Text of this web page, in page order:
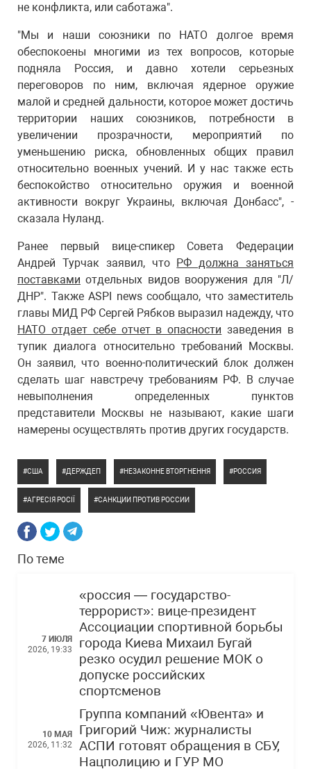
не конфликта, или саботажа".
"Мы и наши союзники по НАТО долгое время
обеспокоены многими из тех вопросов, которые
подняла Россия, и давно хотели серьезных
переговоров по ним, включая ядерное оружие
малой и средней дальности, которое может достичь
территории наших союзников, потребности в
увеличении прозрачности, мероприятий по
уменьшению риска, обновленных общих правил
относительно военных учений. И у нас также есть
беспокойство относительно оружия и военной
активности вокруг Украины, включая Донбасс", -
сказала Нуланд.
Ранее первый вице-спикер Совета Федерации
Андрей Турчак заявил, что РФ должна заняться
поставками отдельных видов вооружения для "Л/
ДНР". Также ASPI news сообщало, что заместитель
главы МИД РФ Сергей Рябков выразил надежду, что
НАТО отдает себе отчет в опасности заведения в
тупик диалога относительно требований Москвы.
Он заявил, что военно-политический блок должен
сделать шаг навстречу требованиям РФ. В случае
невыполнения определенных пунктов
представители Москвы не называют, какие шаги
намерены осуществлять против других государств.
США ДЕРЖДЕП НЕЗАКОННЕ ВТОРГНЕННЯ РОССИЯ
АГРЕСІЯ РОСІЇ САНКЦИИ ПРОТИВ РОССИИ
По теме
7 ИЮЛЯ
2026, 19:33
«россия — государство-
террорист»: вице-президент
Ассоциации спортивной борьбы
города Киева Михаил Бугай
резко осудил решение МОК о
допуске российских
спортсменов
10 МАЯ
2026, 11:32
Группа компаний «Ювента» и
Григорий Чиж: журналисты
АСПИ готовят обращения в СБУ,
Нацполицию и ГУР МО